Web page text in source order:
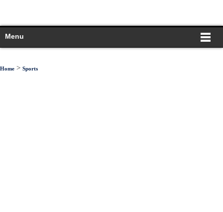
Menu
Home > Sports